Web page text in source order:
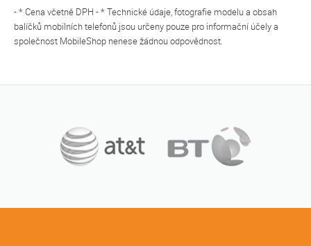
- * Cena včetně DPH - * Technické údaje, fotografie modelu a obsah
balíčků mobilních telefonů jsou určeny pouze pro informační účely a
společnost MobileShop nenese žádnou odpovědnost.